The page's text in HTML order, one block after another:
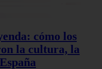
cómo los
la cultura, la